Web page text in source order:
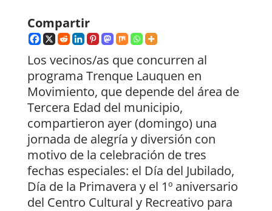
Compartir
Los vecinos/as que concurren al
programa Trenque Lauquen en
Movimiento, que depende del área de
Tercera Edad del municipio,
compartieron ayer (domingo) una
jornada de alegría y diversión con
motivo de la celebración de tres
fechas especiales: el Día del Jubilado,
Día de la Primavera y el 1º aniversario
del Centro Cultural y Recreativo para